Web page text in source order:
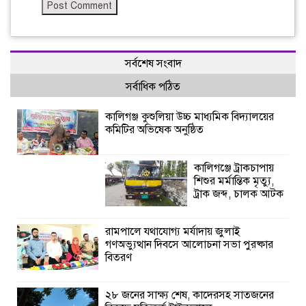
সর্বশেষ সংবাদ
সর্বাধিক পঠিত
কালিগঞ্জ কুশুলিয়া উচ্চ মাধ্যমিক বিদ্যালয়ের
কমিটির অভিষেক অনুষ্ঠিত
কালিগঞ্জে ট্রাকচাপায়
শিশুর মর্মান্তিক মৃত্যু,
ট্রাক জব্দ, চালক আটক
রামপালে যথাযোগ্য মর্যাদায় জুলাই
গণঅভ্যুত্থান দিবসে আলোচনা সভা পুরষ্কার
বিতরণ
২৮ জনের সাক্ষ্য শেষ, কাদেরসহ সাতজনের